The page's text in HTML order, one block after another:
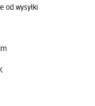
od wysyłki